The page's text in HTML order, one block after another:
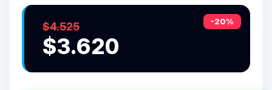
-20%
$4.525
$3.620